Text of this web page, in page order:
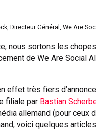
Directeur Général, We Are
nous sortons les
de We Are Social
effet très fiers
filiale par Bastian
allemand (pour ceux
voici quelques